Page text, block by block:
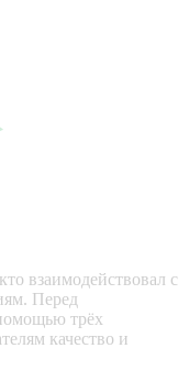
взаимодействовал с
Перед
трёх
качество и